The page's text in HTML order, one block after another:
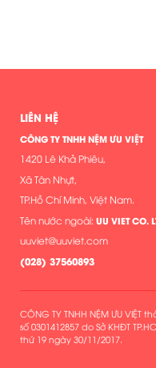
LIÊN HỆ
CÔNG TY TNHH NỆM ƯU VIỆT
1420 Lê Khả Phiêu,
Xã Tân Nhựt,
TP.Hồ Chí Minh, Việt Nam.
Tên nước ngoài: UU VIET CO.
uuviet@uuviet.com
(028) 37560893
CÔNG TY TNHH NỆM ƯU
số 0301412857 do Sở KHĐT
thứ 19 ngày 30/11/2017.